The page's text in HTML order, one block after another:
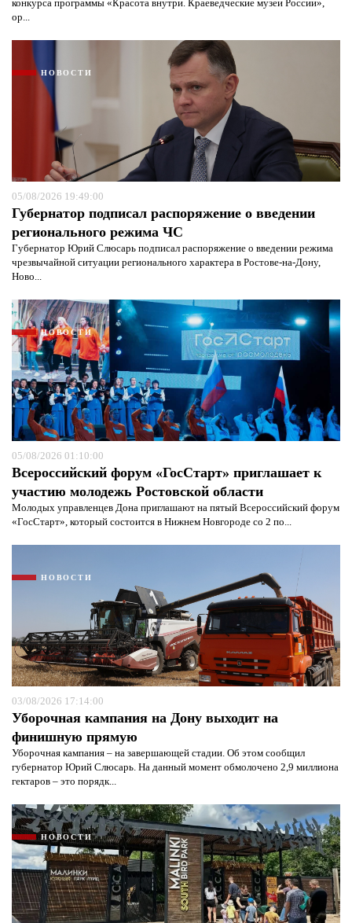
конкурса программы «Красота внутри. Краеведческие музеи России»,
ор...
НОВОСТИ
05/08/2026 19:49:00
Губернатор подписал распоряжение о введении
регионального режима ЧС
Губернатор Юрий Слюсарь подписал распоряжение о введении режима
чрезвычайной ситуации регионального характера в Ростове-на-Дону,
Ново...
НОВОСТИ
05/08/2026 01:10:00
Всероссийский форум «ГосСтарт» приглашает к
участию молодежь Ростовской области
Молодых управленцев Дона приглашают на пятый Всероссийский форум
«ГосСтарт», который состоится в Нижнем Новгороде со 2 по...
НОВОСТИ
03/08/2026 17:14:00
Уборочная кампания на Дону выходит на
финишную прямую
Уборочная кампания – на завершающей стадии. Об этом сообщил
губернатор Юрий Слюсарь. На данный момент обмолочено 2,9 миллиона
гектаров – это порядк...
НОВОСТИ
защиты информации*